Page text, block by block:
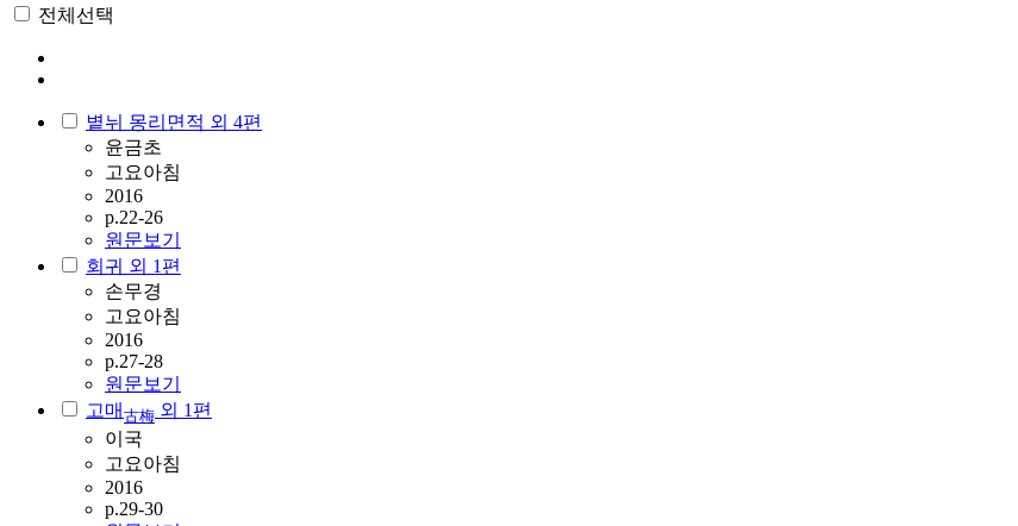
전체선택
볕뉘 몽리면적 외 4편
윤금초
고요아침
2016
p.22-26
원문보기
회귀 외 1편
손무경
고요아침
2016
p.27-28
원문보기
고매 古梅 외 1편
이국
고요아침
2016
p.29-30